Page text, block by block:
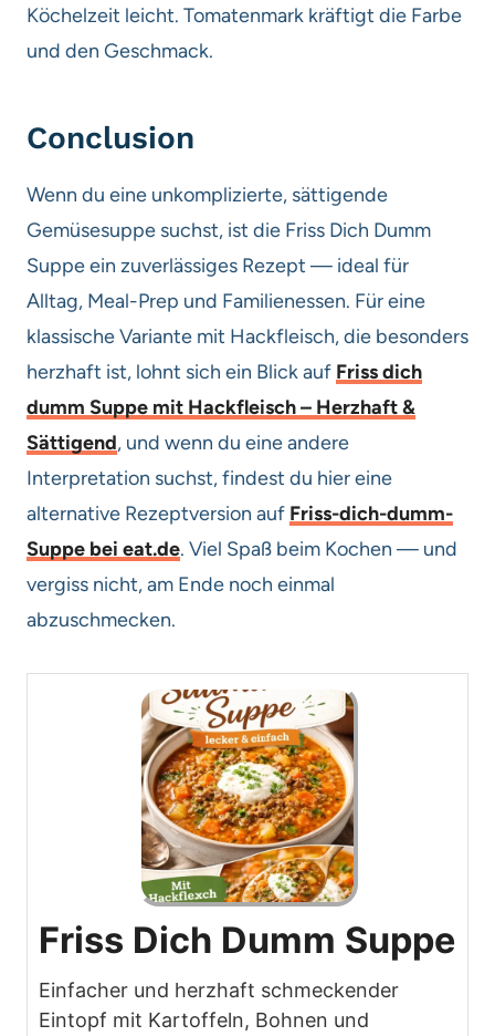
Köchelzeit leicht. Tomatenmark kräftigt die Farbe
und den Geschmack.
Conclusion
Wenn du eine unkomplizierte, sättigende
Gemüsesuppe suchst, ist die Friss Dich Dumm
Suppe ein zuverlässiges Rezept — ideal für
Alltag, Meal-Prep und Familienessen. Für eine
klassische Variante mit Hackfleisch, die besonders
herzhaft ist, lohnt sich ein Blick auf Friss dich
dumm Suppe mit Hackfleisch – Herzhaft &
Sättigend, und wenn du eine andere
Interpretation suchst, findest du hier eine
alternative Rezeptversion auf Friss-dich-dumm-
Suppe bei eat.de. Viel Spaß beim Kochen — und
vergiss nicht, am Ende noch einmal
abzuschmecken.
Friss Dich Dumm Suppe
Einfacher und herzhaft schmeckender
Eintopf mit Kartoffeln, Bohnen und